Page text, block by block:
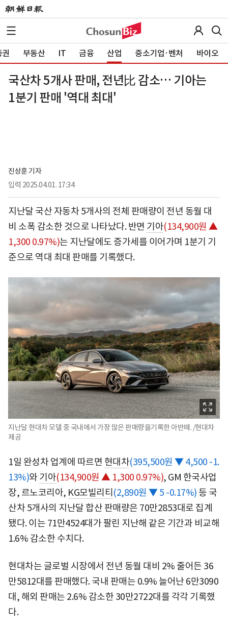
부동산 IT 금융 산업 중소기업·벤처 바이오
국산차 5개사 판매, 전년比 감소… 기아는
1분기 판매 '역대 최대'
진상훈 기자
입력 2025.04.01. 17:34
지난달 국산 자동차 5개사의 전체 판매량이 전년 동월 대
비 소폭 감소한 것으로 나타났다. 반면 기아(134,900원 ▲
1,300 0.97%)는 지난달에도 증가세를 이어가며 1분기 기
준으로 역대 최대 판매를 기록했다.
지난달 현대차 모델 중 국내에서 가장 많은 판매량을기록한 아반떼. /현대차
제공
1일 완성차 업계에 따르면 현대차(395,500원 ▼ 4,500 -1.
13%)와 기아(134,900원 ▲ 1,300 0.97%), GM 한국사업
장, 르노코리아, KG모빌리티 (2,890원 ▼ 5 -0.17%) 등 국
산차 5개사의 지난달 합산 판매량은 70만2853대로 집계
됐다. 이는 71만4524대가 팔린 지난해 같은 기간과 비교해
1.6% 감소한 수치다.
현대차는 글로벌 시장에서 전년 동월 대비 2% 줄어든 36
만5812대를 판매했다. 국내 판매는 0.9% 늘어난 6만3090
대, 해외 판매는 2.6% 감소한 30만2722대를 각각 기록했
다.